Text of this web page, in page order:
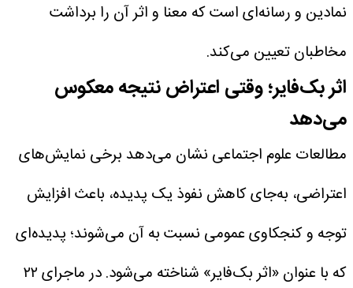
نمادین و رسانه‌ای است که معنا و اثر آن را برداشت
مخاطبان تعیین می‌کند.
اثر بک‌فایر؛ وقتی اعتراض نتیجه معکوس
می‌دهد
مطالعات علوم اجتماعی نشان می‌دهد برخی نمایش‌های
اعتراضی، به‌جای کاهش نفوذ یک پدیده، باعث افزایش
توجه و کنجکاوی عمومی نسبت به آن می‌شوند؛ پدیده‌ای
که با عنوان «اثر بک‌فایر» شناخته می‌شود. در ماجرای ۲۲